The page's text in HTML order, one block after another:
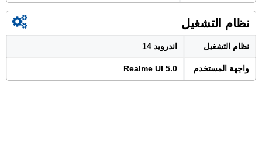
نظام التشغيل
نظام التشغيل اندرويد 14
واجهة المستخدم Realme UI 5.0